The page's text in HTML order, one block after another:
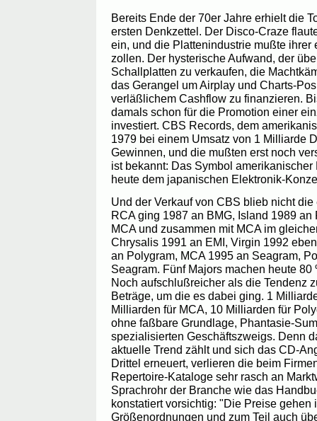
Bereits Ende der 70er Jahre erhielt die
ersten Denkzettel. Der Disco-Craze
ein, und die Plattenindustrie mußte ihrer
zollen. Der hysterische Aufwand, der
Schallplatten zu verkaufen, die
das Gerangel um Airplay und Charts-
verläßlichem Cashflow zu finanzieren.
damals schon für die Promotion einer
investiert. CBS Records, dem
1979 bei einem Umsatz von 1 Milliarde
Gewinnen, und die mußten erst noch
ist bekannt: Das Symbol
heute dem japanischen Elektronik-
Und der Verkauf von CBS blieb nicht
RCA ging 1987 an BMG, Island 1989
MCA und zusammen mit MCA im
Chrysalis 1991 an EMI, Virgin 1992
an Polygram, MCA 1995 an Seagram,
Seagram. Fünf Majors machen heute
Noch aufschlußreicher als die Tendenz
Beträge, um die es dabei ging. 1
Milliarden für MCA, 10 Milliarden für
ohne faßbare Grundlage, Phantasie-
spezialisierten Geschäftszweigs. Denn
aktuelle Trend zählt und sich das CD-
Drittel erneuert, verlieren die beim
Repertoire-Kataloge sehr rasch an
Sprachrohr der Branche wie das
konstatiert vorsichtig: "Die Preise gehen
Größenordnungen und zum Teil auch